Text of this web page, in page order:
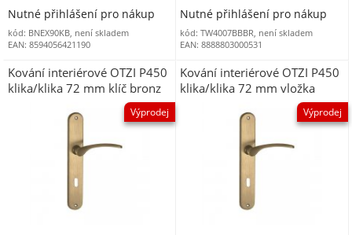
Nutné přihlášení pro nákup
kód: BNEX90KB, není skladem
EAN: 8594056421190
Nutné přihlášení pro nákup
kód: TW4007BBBR, není skladem
EAN: 8888803000531
Kování interiérové OTZI P450
klika/klika 72 mm klíč bronz
Výprodej
Kování interiérové OTZI P450
klika/klika 72 mm vložka
Výprodej